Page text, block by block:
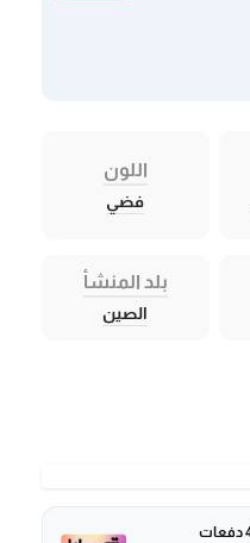
اللون
فضي
بلد المنشأ
الصين